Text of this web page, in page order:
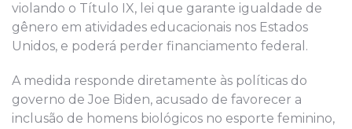
violando o Título IX, lei que garante igualdade de
gênero em atividades educacionais nos Estados
Unidos, e poderá perder financiamento federal.
A medida responde diretamente às políticas do
governo de Joe Biden, acusado de favorecer a
inclusão de homens biológicos no esporte feminino,